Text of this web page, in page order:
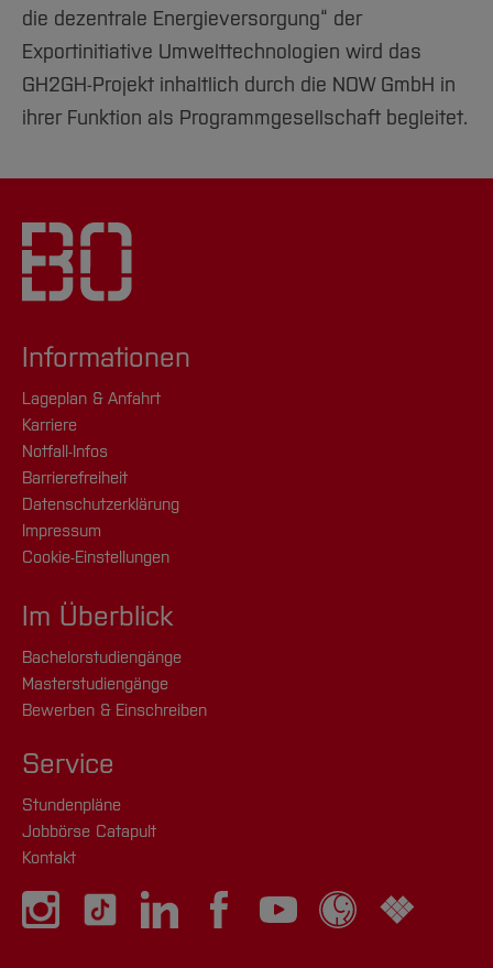
die dezentrale Energieversorgung“ der
Exportinitiative Umwelttechnologien wird das
GH2GH-Projekt inhaltlich durch die NOW GmbH in
ihrer Funktion als Programmgesellschaft begleitet.
Informationen
Lageplan & Anfahrt
Karriere
Notfall-Infos
Barrierefreiheit
Datenschutzerklärung
Impressum
Cookie-Einstellungen
Im Überblick
Bachelorstudiengänge
Masterstudiengänge
Bewerben & Einschreiben
Service
Stundenpläne
Jobbörse Catapult
Kontakt